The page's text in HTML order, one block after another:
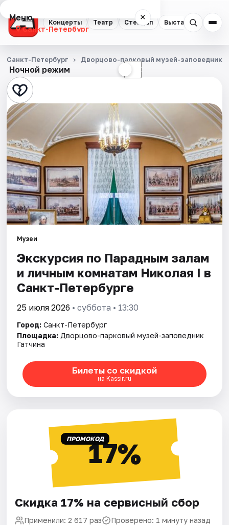
Концерты Театр Стендап Выставки
Меню ×
Санкт-Петербург
Концерты
Театр
Стендап
Выставки
Квесты
Экскурсии
Спорт
События
Города
Площадки
Артисты
Рейтинги
Ночной режим ☾
Санкт-Петербург Дворцово-парковый музей-заповедник
Музеи
Экскурсия по Парадным залам
и личным комнатам Николая I в
Санкт-Петербурге
25 июля 2026 • суббота • 13:30
Город: Санкт-Петербург
Площадка: Дворцово-парковый музей-заповедник
Гатчина
Билеты со скидкой
на Kassir.ru
ПРОМОКОД17%
Скидка 17% на сервисный сбор
Применили: 2 617 раз Проверено: 1 минуту назад